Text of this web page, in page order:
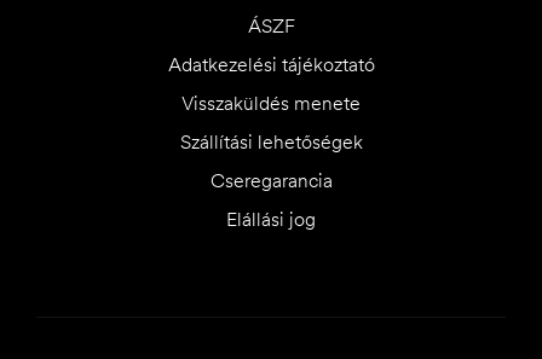
ÁSZF
Adatkezelési tájékoztató
Visszaküldés menete
Szállítási lehetőségek
Cseregarancia
Elállási jog